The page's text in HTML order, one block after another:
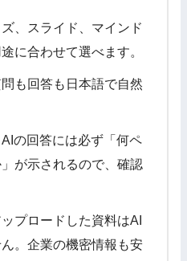
ズ、スライド、マインド
に合わせて選べます。
問も回答も日本語で自然
AIの回答には必ず「何ペ
が示されるので、確認
プロードした資料はAI
。企業の機密情報も安